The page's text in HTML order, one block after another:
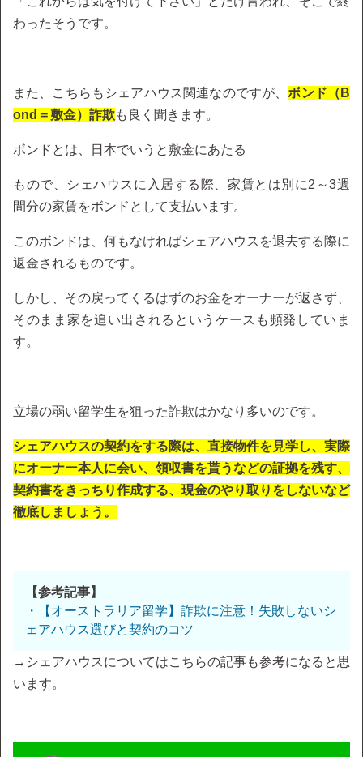
わったそうです。
また、こちらもシェアハウス関連なのですが、ボンド（B
ond＝敷金）詐欺も良く聞きます。
ボンドとは、日本でいうと敷金にあたる
もので、シェハウスに入居する際、家賃とは別に2～3週
間分の家賃をボンドとして支払います。
このボンドは、何もなければシェアハウスを退去する際に
返金されるものです。
しかし、その戻ってくるはずのお金をオーナーが返さず、
そのまま家を追い出されるというケースも頻発していま
す。
立場の弱い留学生を狙った詐欺はかなり多いのです。
シェアハウスの契約をする際は、直接物件を見学し、実際
にオーナー本人に会い、領収書を貰うなどの証拠を残す、
契約書をきっちり作成する、現金のやり取りをしないなど
徹底しましょう。
【参考記事】
・【オーストラリア留学】詐欺に注意！失敗しないシ
ェアハウス選びと契約のコツ
→シェアハウスについてはこちらの記事も参考になると思
います。